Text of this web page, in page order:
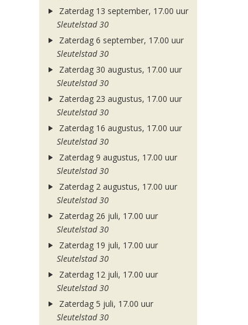
Zaterdag 13 september, 17.00 uur
Sleutelstad 30
Zaterdag 6 september, 17.00 uur
Sleutelstad 30
Zaterdag 30 augustus, 17.00 uur
Sleutelstad 30
Zaterdag 23 augustus, 17.00 uur
Sleutelstad 30
Zaterdag 16 augustus, 17.00 uur
Sleutelstad 30
Zaterdag 9 augustus, 17.00 uur
Sleutelstad 30
Zaterdag 2 augustus, 17.00 uur
Sleutelstad 30
Zaterdag 26 juli, 17.00 uur
Sleutelstad 30
Zaterdag 19 juli, 17.00 uur
Sleutelstad 30
Zaterdag 12 juli, 17.00 uur
Sleutelstad 30
Zaterdag 5 juli, 17.00 uur
Sleutelstad 30